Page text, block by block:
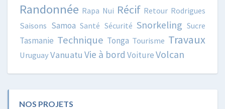
Randonnée Rapa Nui Récif Retour Rodrigues
Saisons Samoa Santé Sécurité Snorkeling Sucre
Tasmanie Technique Tonga Tourisme Travaux
UruguayVanuatu Vie à bord VoitureVolcan
NOS PROJETS